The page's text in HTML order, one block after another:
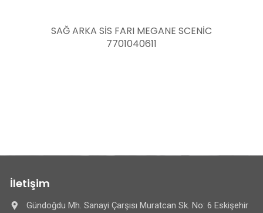
TURBO SOĞUTMA POMPASI
LAGUNA 2 MEGANE 2 MODUS
İletişim
Gündoğdu Mh. Sanayi Çarşısı Muratcan Sk. No: 6 Eskişehir